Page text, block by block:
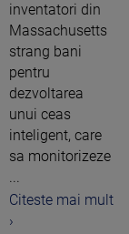
inventatori din
Massachusetts
strang bani
pentru
dezvoltarea
unui ceas
inteligent, care
sa monitorizeze
...
Citeste mai mult
›